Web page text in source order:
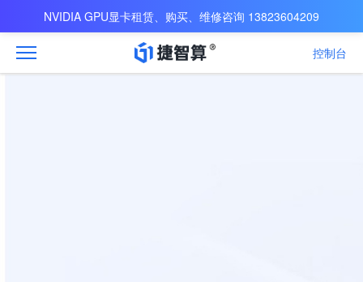
NVIDIA GPU显卡租赁、购买、维修咨询 13823604209
控制台